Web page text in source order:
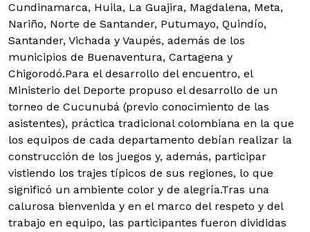
Cundinamarca, Huila, La Guajira, Magdalena, Meta,
Nariño, Norte de Santander, Putumayo, Quindío,
Santander, Vichada y Vaupés, además de los
municipios de Buenaventura, Cartagena y
Chigorodó.Para el desarrollo del encuentro, el
Ministerio del Deporte propuso el desarrollo de un
torneo de Cucunubá (previo conocimiento de las
asistentes), práctica tradicional colombiana en la que
los equipos de cada departamento debían realizar la
construcción de los juegos y, además, participar
vistiendo los trajes típicos de sus regiones, lo que
significó un ambiente color y de alegría.Tras una
calurosa bienvenida y en el marco del respeto y del
trabajo en equipo, las participantes fueron divididas